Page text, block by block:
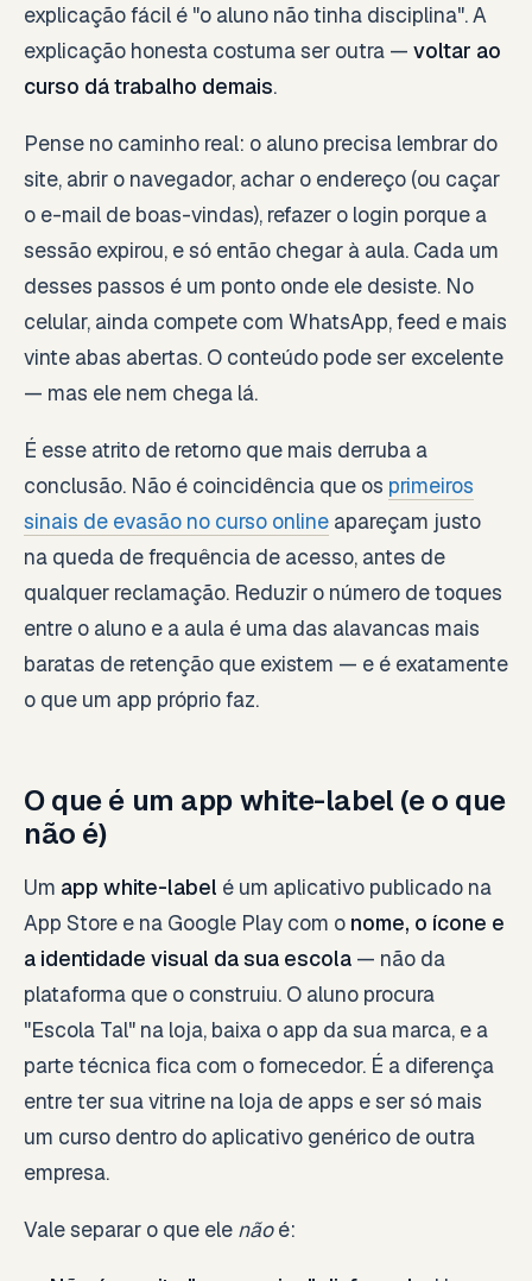
explicação fácil é "o aluno não tinha disciplina". A
explicação honesta costuma ser outra — voltar ao
curso dá trabalho demais.
Pense no caminho real: o aluno precisa lembrar do
site, abrir o navegador, achar o endereço (ou caçar
o e-mail de boas-vindas), refazer o login porque a
sessão expirou, e só então chegar à aula. Cada um
desses passos é um ponto onde ele desiste. No
celular, ainda compete com WhatsApp, feed e mais
vinte abas abertas. O conteúdo pode ser excelente
— mas ele nem chega lá.
É esse atrito de retorno que mais derruba a
conclusão. Não é coincidência que os primeiros
sinais de evasão no curso online apareçam justo
na queda de frequência de acesso, antes de
qualquer reclamação. Reduzir o número de toques
entre o aluno e a aula é uma das alavancas mais
baratas de retenção que existem — e é exatamente
o que um app próprio faz.
O que é um app white-label (e o que
não é)
Um app white-label é um aplicativo publicado na
App Store e na Google Play com o nome, o ícone e
a identidade visual da sua escola — não da
plataforma que o construiu. O aluno procura
"Escola Tal" na loja, baixa o app da sua marca, e a
parte técnica fica com o fornecedor. É a diferença
entre ter sua vitrine na loja de apps e ser só mais
um curso dentro do aplicativo genérico de outra
empresa.
Vale separar o que ele nãoé: